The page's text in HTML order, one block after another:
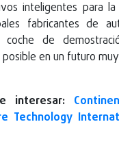
inteligentes para
fabricantes de
coche de
en un futuro
interesar:
Technology